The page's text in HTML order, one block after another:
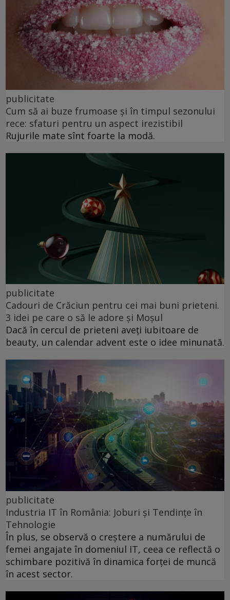
publicitate
Cum să ai buze frumoase şi în timpul sezonului
rece: sfaturi pentru un aspect irezistibil
Rujurile mate sînt foarte la modă.
publicitate
Cadouri de Crăciun pentru cei mai buni prieteni.
3 idei pe care o să le adore și Moșul
Dacă în cercul de prieteni aveți iubitoare de
beauty, un calendar advent este o idee minunată.
publicitate
Industria IT în România: Joburi și Tendințe în
Tehnologie
În plus, se observă o creștere a numărului de
femei angajate în domeniul IT, ceea ce reflectă o
schimbare pozitivă în dinamica forței de muncă
în acest sector.